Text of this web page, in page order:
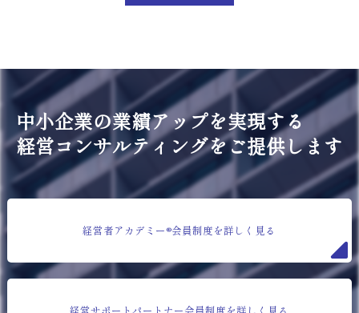
中小企業の業績アップを実現する
経営コンサルティングをご提供します
経営者アカデミー®会員制度を詳しく見る